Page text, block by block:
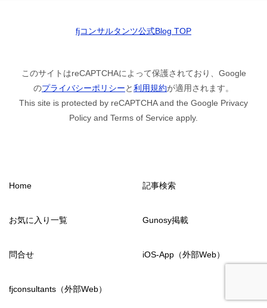
fjコンサルタンツ公式Blog TOP
このサイトはreCAPTCHAによって保護されており、Google
のプライバシーポリシーと利用規約が適用されます。
This site is protected by reCAPTCHA and the Google Privacy
Policy and Terms of Service apply.
Home 記事検索
お気に入り一覧 Gunosy掲載
問合せ iOS-App（外部Web）
fjconsultants（外部Web）